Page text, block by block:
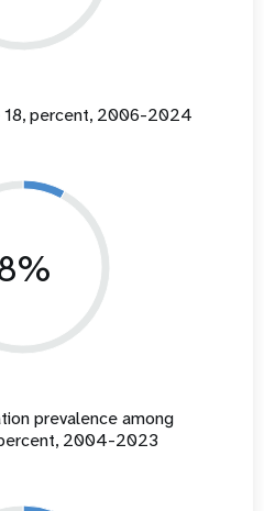
18, percent, 2006-2024
prevalence among
2004-2023